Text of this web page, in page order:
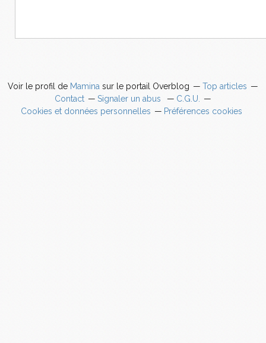
Voir le profil de Mamina sur le portail Overblog
Top articles
Contact
Signaler un abus
C.G.U.
Cookies et données personnelles
Préférences cookies